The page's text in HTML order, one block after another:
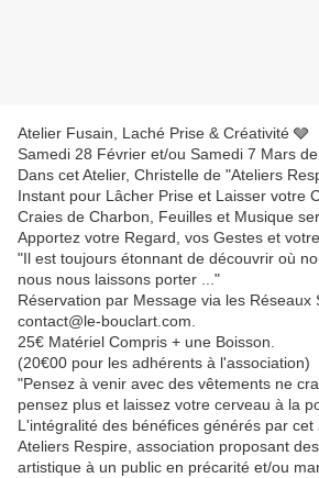
Atelier Fusain, Laché Prise & Créativité 🩶
Samedi 28 Février et/ou Samedi 7 Mars de
Dans cet Atelier, Christelle de "Ateliers
Instant pour Lâcher Prise et Laisser votre
Craies de Charbon, Feuilles et Musique
Apportez votre Regard, vos Gestes et
"Il est toujours étonnant de découvrir où
nous nous laissons porter ..."
Réservation par Message via les Réseaux
contact@le-bouclart.com.
25€ Matériel Compris + une Boisson.
(20€00 pour les adhérents à l'association)
"Pensez à venir avec des vêtements ne
pensez plus et laissez votre cerveau à la
L'intégralité des bénéfices générés par
Ateliers Respire, association proposant
artistique à un public en précarité et/ou